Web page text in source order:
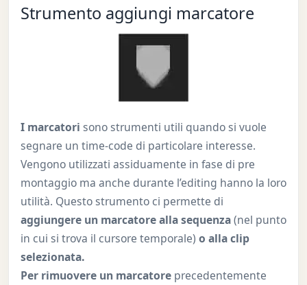
Strumento aggiungi marcatore
I marcatori sono strumenti utili quando si vuole
segnare un time-code di particolare interesse.
Vengono utilizzati assiduamente in fase di pre
montaggio ma anche durante l’editing hanno la loro
utilità. Questo strumento ci permette di
aggiungere un marcatore alla sequenza(nel punto
in cui si trova il cursore temporale) o alla clip
selezionata.
Per rimuovere un marcatoreprecedentemente